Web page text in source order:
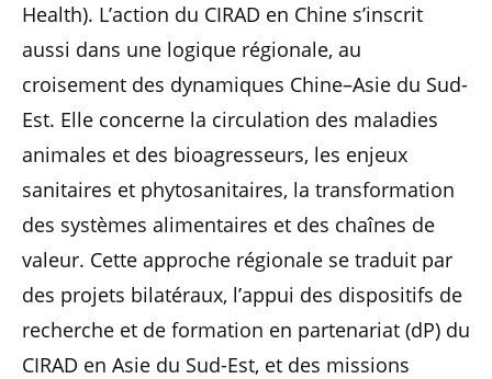
Health). L’action du CIRAD en Chine s’inscrit
aussi dans une logique régionale, au
croisement des dynamiques Chine–Asie du Sud-
Est. Elle concerne la circulation des maladies
animales et des bioagresseurs, les enjeux
sanitaires et phytosanitaires, la transformation
des systèmes alimentaires et des chaînes de
valeur. Cette approche régionale se traduit par
des projets bilatéraux, l’appui des dispositifs de
recherche et de formation en partenariat (dP) du
CIRAD en Asie du Sud-Est, et des missions